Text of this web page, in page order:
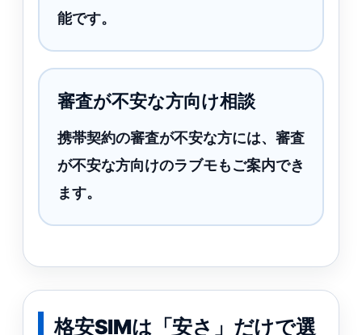
能です。
審査が不安な方向け相談
携帯契約の審査が不安な方には、審査
が不安な方向けのラブモもご案内でき
ます。
格安SIMは「安さ」だけで選